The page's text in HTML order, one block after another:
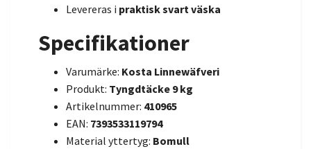
Levereras i praktisk svart väska
Specifikationer
Varumärke: Kosta Linnewäfveri
Produkt: Tyngdtäcke 9 kg
Artikelnummer: 410965
EAN: 7393533119794
Material yttertyg: Bomull